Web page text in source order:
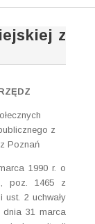
z
z
Poznań
1990 r. o
poz. 1465 z
2 uchwały
dnia 31 marca